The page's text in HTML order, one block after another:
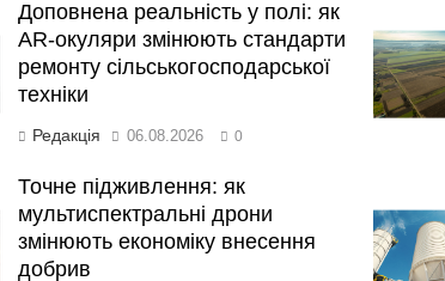
Доповнена реальність у полі: як
AR-окуляри змінюють стандарти
ремонту сільськогосподарської
техніки
Редакція 06.08.2026 0
Точне підживлення: як
мультиспектральні дрони
змінюють економіку внесення
добрив